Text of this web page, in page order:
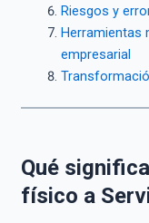
Riesgos y
Herramientas
empresarial
Qué
físico a